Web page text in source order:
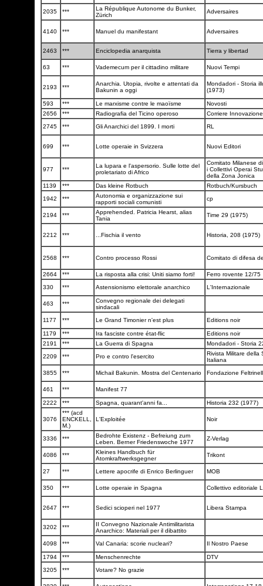
2035 ***
La République Autonome du Bunker,
Zürich
Adversaires
4140 *** Manuel du manifestant Adversaires
2463 *** Enciclopedia anarquista Tierra y libertad
63 *** Vademecum per il cittadino militare Nuovi Tempi
2193 ***
Anarchia. Utopia, rivolte e attentati da
Bakunin a oggi
Mondadori - Storia
(1973)
593 *** Le marxisme contre le maoïsme
Novosti
2656
*** Radiografia del Ticino operoso
Corriere
2745
*** Gli Anarchici del 1899. I morti RL
699 *** Lotte operaie in Svizzera Nuovi Editori
977 ***
La lupara e l'aspersorio. Sulle lotte del
proletariato di Africo
Comitato Milanese
i Collettivi Operai
della Zona Jonica
1139
*** Das kleine Rotbuch
Rotbuch/Kursbuch
1942
***
Autonomia e organizzazione sui
rapporti sociali comunisti
cp
2194 ***
Apprehended. Patricia Hearst, alias
Tania
Time 29 (1975)
2212 *** ...Fischia il vento Historia, 208 (1975)
2568 *** Contro processo Rossi Comitato di difesa
2664 *** La risposta alla crisi: Uniti siamo forti!
Ferro rovente 12/75
330
*** Astensionismo elettorale anarchico L'Internazionale
463 ***
Convegno regionale dei delegati
sindacali
1177
*** Le Grand Timonier n'est plus Editions noir
1179 *** Ira fasciste contre état-flic
Editions noir
2191
*** La Guerra di Spagna
Mondadori - Storia
2209
*** Pro e contro l'esercito
Rivista Militare della
Italiana
3855
*** Michail Bakunin. Mostra del Centenario Fondazione
461 *** Manifest 77
2222 *** Spagna, quarant'anni fa... Historia 232 (1977)
3076
*** (acd
ENCKELL,
M.)
L'Exploitée Noir
3336 ***
Bedrohte Existenz - Befreiung zum
Leben. Berner Friedenswoche 1977
Z-Verlag
4086 ***
Kleines Handbuch für
Atomkraftwerksgegner
Trikont
27 *** Lettere apocrife di Enrico Berlinguer MOB
350 *** Lotte operaie in Spagna Collettivo editoriale
2647 *** Sedici scioperi nel 1977 Libera Stampa
3202 ***
II Convegno Nazionale Antimilitarista
Anarchico: Materiali per il dibattito
4098
*** Val Canaria: scorie nucleari? Il Nostro Paese
1794 *** Menschenrechte
DTV
3205
*** Votare? No grazie